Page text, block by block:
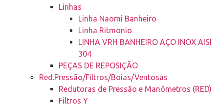
Linhas
Linha Naomi Banheiro
Linha Ritmonio
LINHA VRH BANHEIRO AÇO INOX AISI
304
PEÇAS DE REPOSIÇÃO
Red.Pressão/Filtros/Boias/Ventosas
Redutoras de Pressão e Manômetros (RED)
Filtros Y